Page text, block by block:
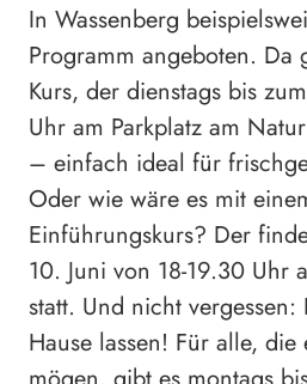
In Wassenberg
Programm angeboten. Da
Kurs, der dienstags bis
Uhr am Parkplatz am
– einfach ideal für
Oder wie wäre es mit
Einführungskurs? Der
10. Juni von 18-19.30 Uhr
statt. Und nicht
Hause lassen! Für alle, die